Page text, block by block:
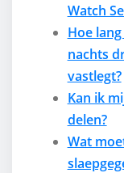
Watch
Hoe
nachts
vastlegt?
Kan ik
delen?
Wat